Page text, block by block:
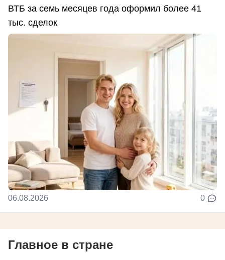
ВТБ за семь месяцев года оформил более 41
тыс. сделок
06.08.2026 0
Главное в стране